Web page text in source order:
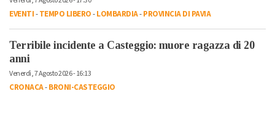
EVENTI-TEMPO LIBERO-LOMBARDIA-PROVINCIA DI PAVIA
Terribile incidente a Casteggio: muore ragazza di 20
anni
Venerdì, 7 Agosto 2026 - 16:13
CRONACA-BRONI-CASTEGGIO